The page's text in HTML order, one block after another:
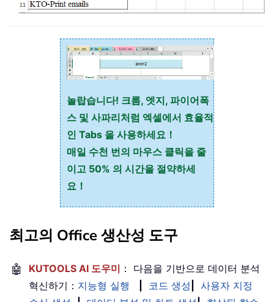
놀랍습니다! 크롬, 엣지, 파이어폭
스 및 사파리처럼 엑셀에서 효율적
인 Tabs 을 사용하세요！
매일 수천 번의 마우스 클릭을 줄
이고 50% 의 시간을 절약하세
요！
최고의 Office 생산성 도구
🤖 KUTOOLS AI 도우미 ： 다음을 기반으로 데이터 분석
혁신하기： 지능형 실행 코드 생성
사용자 지정